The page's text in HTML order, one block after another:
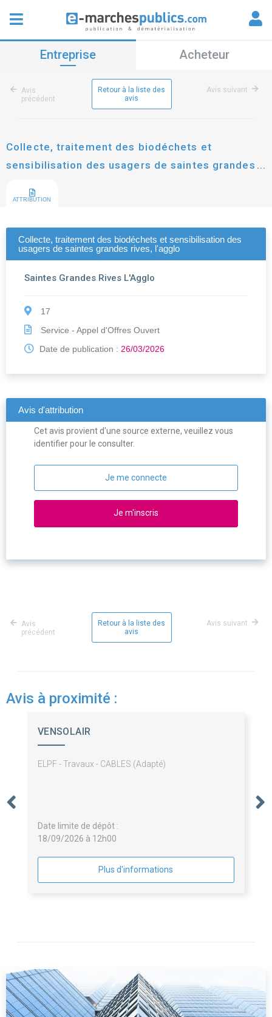
Entreprise Acheteur
Avis
précédent
Retour à la liste des
avis
Avis suivant
Collecte, traitement des biodéchets et
sensibilisation des usagers de saintes grandes
ATTRIBUTION
Collecte, traitement des biodéchets et sensibilisation des
usagers de saintes grandes rives, l'agglo
Saintes Grandes Rives L'Agglo
17
Service - Appel d'Offres Ouvert
Date de publication : 26/03/2026
Avis d'attribution
Cet avis provient d'une source externe, veuillez vous
identifier pour le consulter.
Je me connecte
Je m'inscris
Avis
précédent
Retour à la liste des
avis
Avis suivant
Avis à proximité :
VENSOLAIR
ELPF - Travaux - CABLES (Adapté)
Date limite de dépôt :
18/09/2026 à 12h00
Plus d'informations